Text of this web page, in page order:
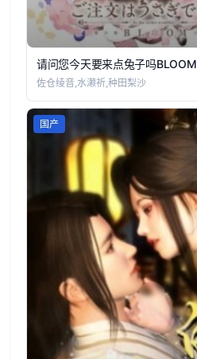
请问您今天要来点兔子吗BLOOM
佐仓绫音,水濑祈,种田梨沙
国产